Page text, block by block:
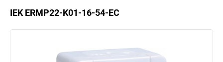
IEK ERMP22-K01-16-54-EC